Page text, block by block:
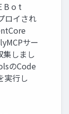
B o t
ロイされ
サー
集しまし
のCode
実行し